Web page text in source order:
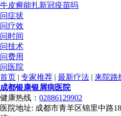
牛皮癣能扎新冠疫苗吗
问症状
问疗效
问时间
问技术
问费用
问医院
首页 | 专家推荐 | 最新疗法 | 来院路
成都银康银屑病医院
健康热线： 02886129902
医院地址: 成都市青羊区锦里中路